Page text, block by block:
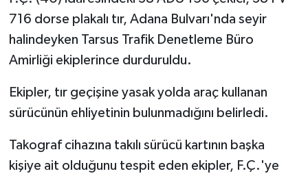
716 dorse plakalı tır, Adana Bulvarı'nda seyir
halindeyken Tarsus Trafik Denetleme Büro
Amirliği ekiplerince durduruldu.
Ekipler, tır geçişine yasak yolda araç kullanan
sürücünün ehliyetinin bulunmadığını belirledi.
Takograf cihazına takılı sürücü kartının başka
kişiye ait olduğunu tespit eden ekipler, F.Ç.'ye